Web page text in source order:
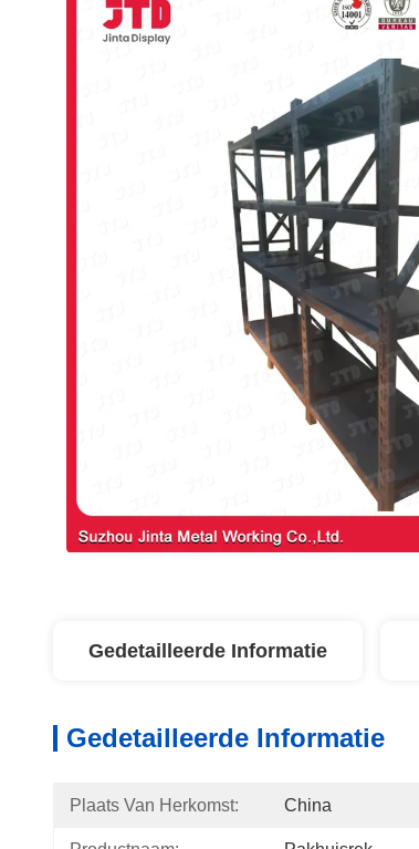
Gedetailleerde Informatie
Gedetailleerde Informatie
Plaats Van Herkomst: China